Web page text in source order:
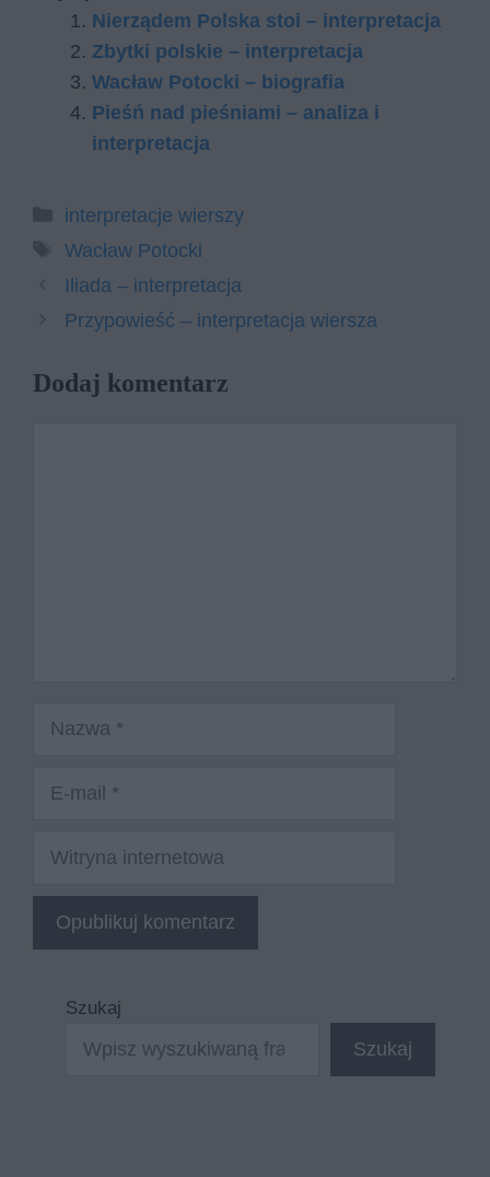
Nierządem Polska stoi – interpretacja
Zbytki polskie – interpretacja
Wacław Potocki – biografia
Pieśń nad pieśniami – analiza i
interpretacja
Kategorie
interpretacje wierszy
Tagi
Wacław Potocki
Iliada – interpretacja
Przypowieść – interpretacja wiersza
Dodaj komentarz
Nazwa
Witryna
Szukaj
Szukaj